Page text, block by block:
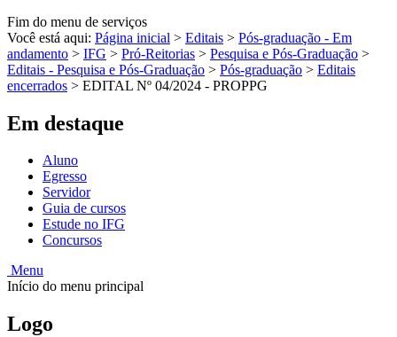
Fim do menu de serviços
Você está aqui: Página inicial > Editais > Pós-graduação - Em
andamento > IFG > Pró-Reitorias > Pesquisa e Pós-Graduação >
Editais - Pesquisa e Pós-Graduação > Pós-graduação > Editais
encerrados > EDITAL Nº 04/2024 - PROPPG
Em destaque
Aluno
Egresso
Servidor
Guia de cursos
Estude no IFG
Concursos
Menu
Início do menu principal
Logo